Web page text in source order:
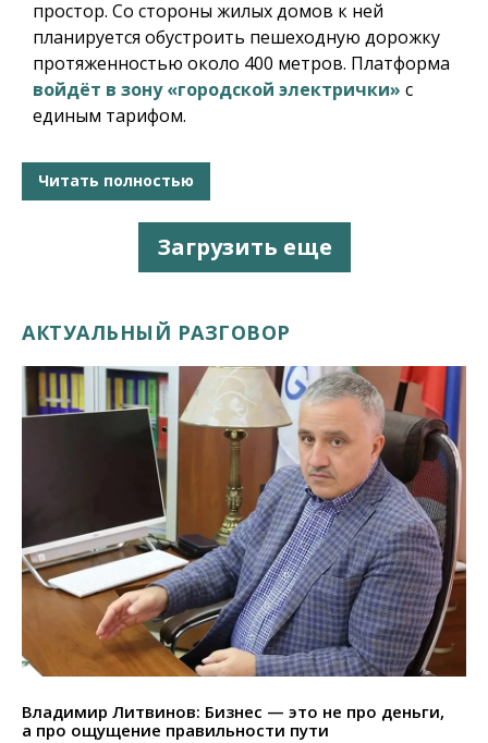
простор. Со стороны жилых домов к ней
планируется обустроить пешеходную дорожку
протяженностью около 400 метров. Платформа
войдёт в зону «городской электрички» с
единым тарифом.
Читать полностью
Загрузить еще
АКТУАЛЬНЫЙ РАЗГОВОР
Владимир Литвинов: Бизнес — это не про деньги,
а про ощущение правильности пути